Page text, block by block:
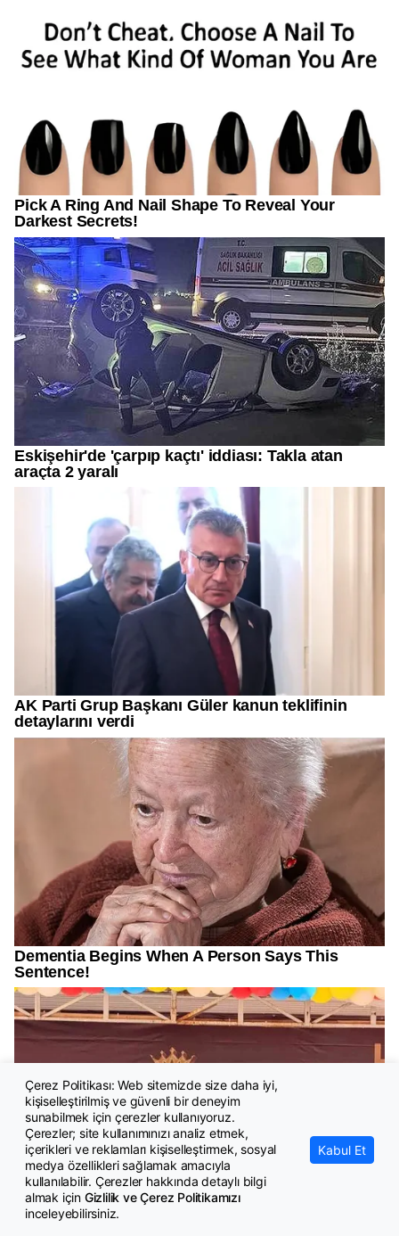
Çerez Politikası: Web sitemizde size daha iyi,
kişiselleştirilmiş ve güvenli bir deneyim
sunabilmek için çerezler kullanıyoruz.
Çerezler; site kullanımınızı analiz etmek,
içerikleri ve reklamları kişiselleştirmek, sosyal
medya özellikleri sağlamak amacıyla
kullanılabilir. Çerezler hakkında detaylı bilgi
almak için Gizlilik ve Çerez Politikamızı
inceleyebilirsiniz.
Kabul Et